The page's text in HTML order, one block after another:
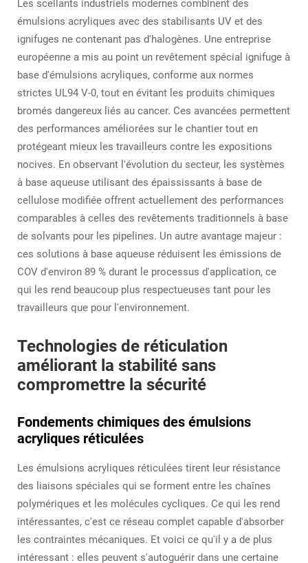
Les scellants industriels modernes combinent des
émulsions acryliques avec des stabilisants UV et des
ignifuges ne contenant pas d'halogènes. Une entreprise
européenne a mis au point un revêtement spécial ignifuge à
base d'émulsions acryliques, conforme aux normes
strictes UL94 V-0, tout en évitant les produits chimiques
bromés dangereux liés au cancer. Ces avancées permettent
des performances améliorées sur le chantier tout en
protégeant mieux les travailleurs contre les expositions
nocives. En observant l'évolution du secteur, les systèmes
à base aqueuse utilisant des épaississants à base de
cellulose modifiée offrent actuellement des performances
comparables à celles des revêtements traditionnels à base
de solvants pour les pipelines. Un autre avantage majeur :
ces solutions à base aqueuse réduisent les émissions de
COV d'environ 89 % durant le processus d'application, ce
qui les rend beaucoup plus respectueuses tant pour les
travailleurs que pour l'environnement.
Technologies de réticulation
améliorant la stabilité sans
compromettre la sécurité
Fondements chimiques des émulsions
acryliques réticulées
Les émulsions acryliques réticulées tirent leur résistance
des liaisons spéciales qui se forment entre les chaînes
polymériques et les molécules cycliques. Ce qui les rend
intéressantes, c'est ce réseau complet capable d'absorber
les contraintes mécaniques. Et voici ce qu'il y a de plus
intéressant : elles peuvent s'autoguérir dans une certaine